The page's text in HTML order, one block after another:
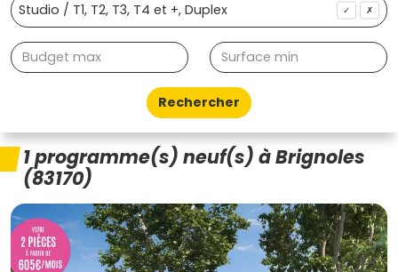
✓ ✗
Rechercher
1 programme(s) neuf(s) à Brignoles
(83170)